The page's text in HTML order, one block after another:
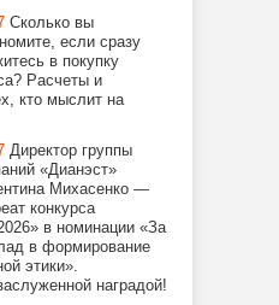
Сколько вы
если сразу
в покупку
Расчеты и
кто мыслит на
Директор группы
«Дианэст»
Михасенко —
конкурса
в номинации «За
в формирование
этики».
наградой!